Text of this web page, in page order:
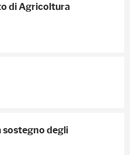
di Agricoltura
degli